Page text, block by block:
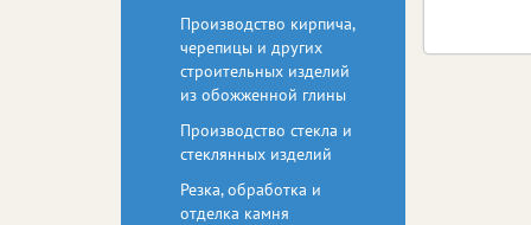
432460
Производство кирпича,
черепицы и других
строительных изделий
из обожженной глины
Производство стекла и
стеклянных изделий
Резка, обработка и
отделка камня